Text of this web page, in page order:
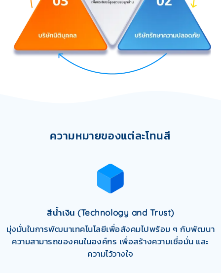
ความหมายของแต่ละโทนสี
สีน้ำเงิน (Technology and Trust)
มุ่งมั่นในการพัฒนาเทคโนโลยีเพื่อสังคมไปพร้อม ๆกับพัฒนา
ความสามารถของคนในองค์กร เพื่อสร้างความเชื่อมั่น และ
ความไว้วางใจ